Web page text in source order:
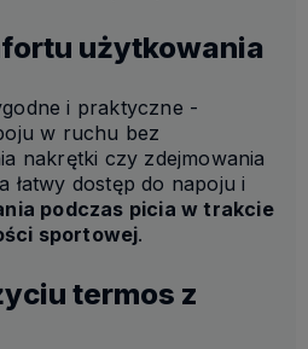
użytkowania
i praktyczne -
w ruchu bez
nakrętki czy zdejmowania
łatwy dostęp do napoju i
podczas picia w trakcie
sportowej.
termos z